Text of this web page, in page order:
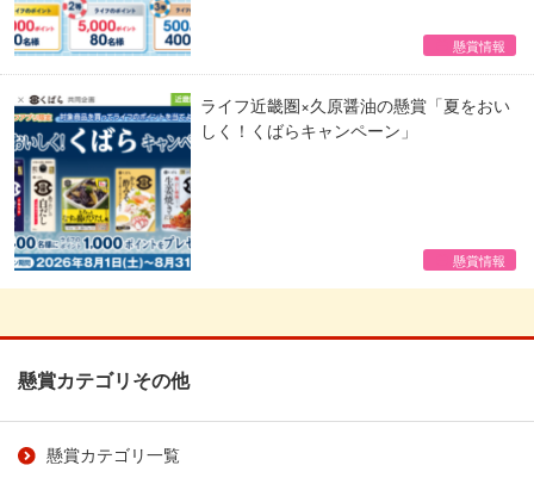
懸賞情報
ライフ近畿圏×久原醤油の懸賞「夏をおい
しく！くばらキャンペーン」
懸賞情報
懸賞カテゴリその他
懸賞カテゴリ一覧